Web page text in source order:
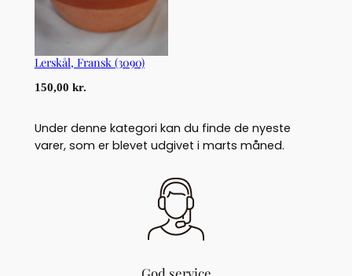
Lerskål, Fransk (3090)
150,00 kr.
Under denne kategori kan du finde de nyeste
varer, som er blevet udgivet i marts måned.